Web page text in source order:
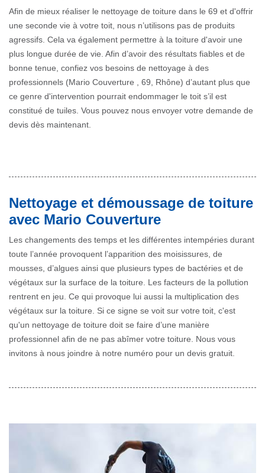
Afin de mieux réaliser le nettoyage de toiture dans le 69 et d'offrir
une seconde vie à votre toit, nous n’utilisons pas de produits
agressifs. Cela va également permettre à la toiture d'avoir une
plus longue durée de vie. Afin d’avoir des résultats fiables et de
bonne tenue, confiez vos besoins de nettoyage à des
professionnels (Mario Couverture , 69, Rhône) d’autant plus que
ce genre d'intervention pourrait endommager le toit s’il est
constitué de tuiles. Vous pouvez nous envoyer votre demande de
devis dès maintenant.
Nettoyage et démoussage de toiture
avec Mario Couverture
Les changements des temps et les différentes intempéries durant
toute l’année provoquent l’apparition des moisissures, de
mousses, d’algues ainsi que plusieurs types de bactéries et de
végétaux sur la surface de la toiture. Les facteurs de la pollution
rentrent en jeu. Ce qui provoque lui aussi la multiplication des
végétaux sur la toiture. Si ce signe se voit sur votre toit, c'est
qu'un nettoyage de toiture doit se faire d’une manière
professionnel afin de ne pas abîmer votre toiture. Nous vous
invitons à nous joindre à notre numéro pour un devis gratuit.